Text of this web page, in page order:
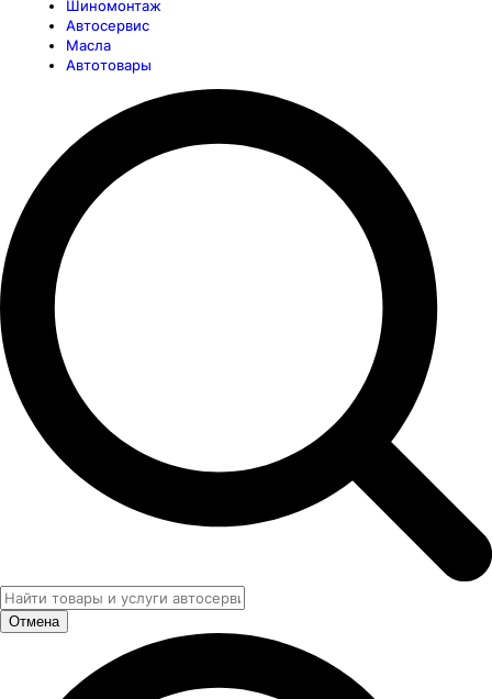
Шиномонтаж
Автосервис
Масла
Автотовары
Отмена